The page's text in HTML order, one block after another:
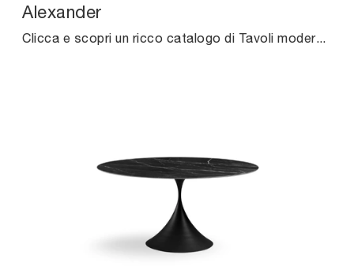
Alexander
Clicca e scopri un ricco catalogo di Tavoli moderni fissi da pranzo! Il modello Alexander di Midj ti sta aspettando.